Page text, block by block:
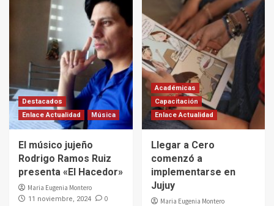
Destacados
Enlace Actualidad
Música
El músico jujeño
Rodrigo Ramos Ruiz
presenta «El Hacedor»
Maria Eugenia Montero
11 noviembre, 2024 0
Académicas
Capacitación
Enlace Actualidad
Llegar a Cero
comenzó a
implementarse en
Jujuy
Maria Eugenia Montero